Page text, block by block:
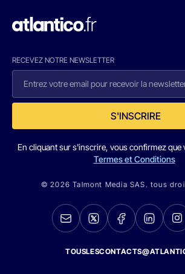
RECEVEZ NOTRE NEWSLETTER
S'INSCRIRE
En cliquant sur s'inscrire, vous confirmez que
Termes et Conditions
© 2026 Talmont Media SAS. tous